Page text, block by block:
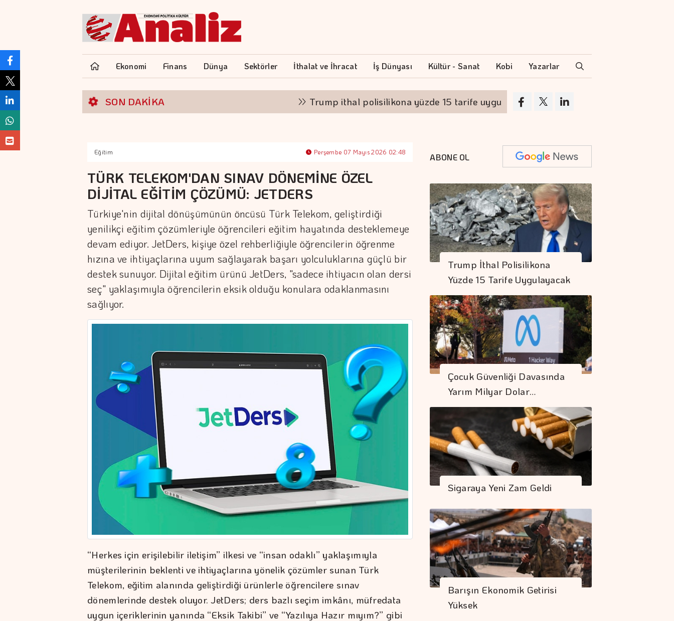
Ekonomi Finans Dünya Sektörler İthalat ve İhracat İş Dünyası Kültür - Sanat Kobi Yazarlar
SON DAKİKA Trump ithal polisilikona yüzde 15 tarife uygulayacak Çocuk güvenliği davasında
Eğitim Perşembe 07 Mayıs 2026 02:48
TÜRK TELEKOM'DAN SINAV DÖNEMİNE ÖZEL
DİJİTAL EĞİTİM ÇÖZÜMÜ: JETDERS
Türkiye'nin dijital dönüşümünün öncüsü Türk Telekom, geliştirdiği
yenilikçi eğitim çözümleriyle öğrencileri eğitim hayatında desteklemeye
devam ediyor. JetDers, kişiye özel rehberliğiyle öğrencilerin öğrenme
hızına ve ihtiyaçlarına uyum sağlayarak başarı yolculuklarına güçlü bir
destek sunuyor. Dijital eğitim ürünü JetDers, "sadece ihtiyacın olan dersi
seç" yaklaşımıyla öğrencilerin eksik olduğu konulara odaklanmasını
sağlıyor.
“Herkes için erişilebilir iletişim” ilkesi ve “insan odaklı” yaklaşımıyla
müşterilerinin beklenti ve ihtiyaçlarına yönelik çözümler sunan Türk
Telekom, eğitim alanında geliştirdiği ürünlerle öğrencilere sınav
dönemlerinde destek oluyor. JetDers; ders bazlı seçim imkânı, müfredata
uygun içeriklerinin yanında “Eksik Takibi” ve “Yazılıya Hazır mıyım?” gibi
ABONE OL
Trump İthal Polisilikona
Yüzde 15 Tarife Uygulayacak
Çocuk Güvenliği Davasında
Yarım Milyar Dolar…
Sigaraya Yeni Zam Geldi
Barışın Ekonomik Getirisi
Yüksek
Petrol Anlaşma
Umutlarına Rağmen
Hafif De Olsa Arttı
Cüruf Bazlı Yüksek
Performanslı Asfalt
Kocaeli Yollarında
COP31 Süreci, İş
Dünyası İçin
Stratejik Bir Eşiktir